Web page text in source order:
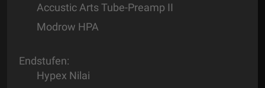
Accustic Arts Tube-Preamp II
Modrow HPA
Endstufen:
Hypex Nilai